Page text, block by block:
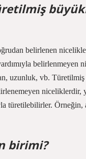
belirlenen
belirlenmeyen
uzunluk, vb.
niceliklerdir,
türetilebilirler. Örneğin,
birimi?